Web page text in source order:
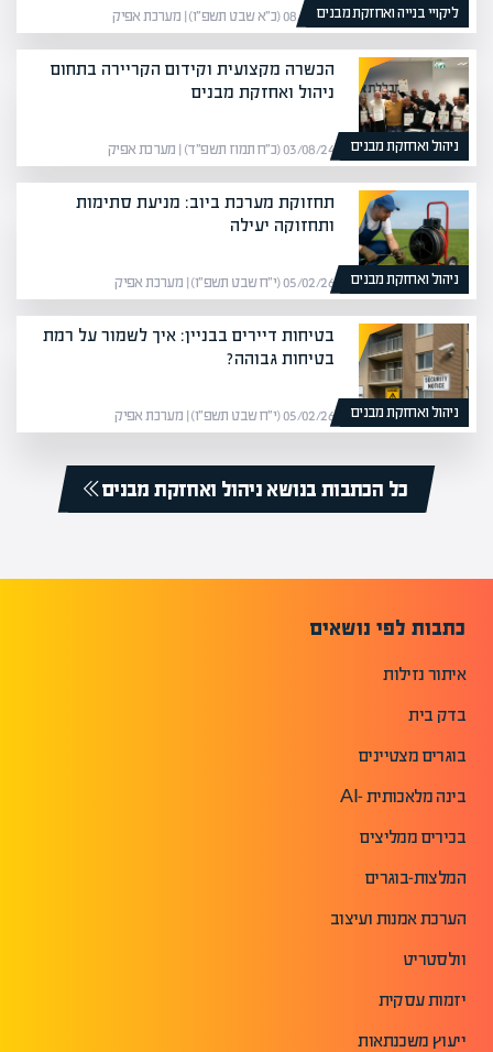
ליקויי בנייה ואחזקת מבנים08/02/26 (כ״א שבט תשפ״ו) | מערכת אפיק
ניהול ואחזקת מבנים
הכשרה מקצועית וקידום הקריירה בתחום
ניהול ואחזקת מבנים
03/08/24 (כ״ח תמוז תשפ״ד) | מערכת אפיק
ניהול ואחזקת מבנים
תחזוקת מערכת ביוב: מניעת סתימות
ותחזוקה יעילה
05/02/26 (י״ח שבט תשפ״ו) | מערכת אפיק
ניהול ואחזקת מבנים
בטיחות דיירים בבניין: איך לשמור על רמת
בטיחות גבוהה?
05/02/26 (י״ח שבט תשפ״ו) | מערכת אפיק
כל הכתבות בנושא ניהול ואחזקת מבנים
כתבות לפי נושאים
איתור נזילות
בדק בית
בוגרים מצטיינים
בינה מלאכותית -AI
בכירים ממליצים
המלצות-בוגרים
הערכת אמנות ועיצוב
וולסטריט
יזמות עסקית
ייעוץ משכנתאות